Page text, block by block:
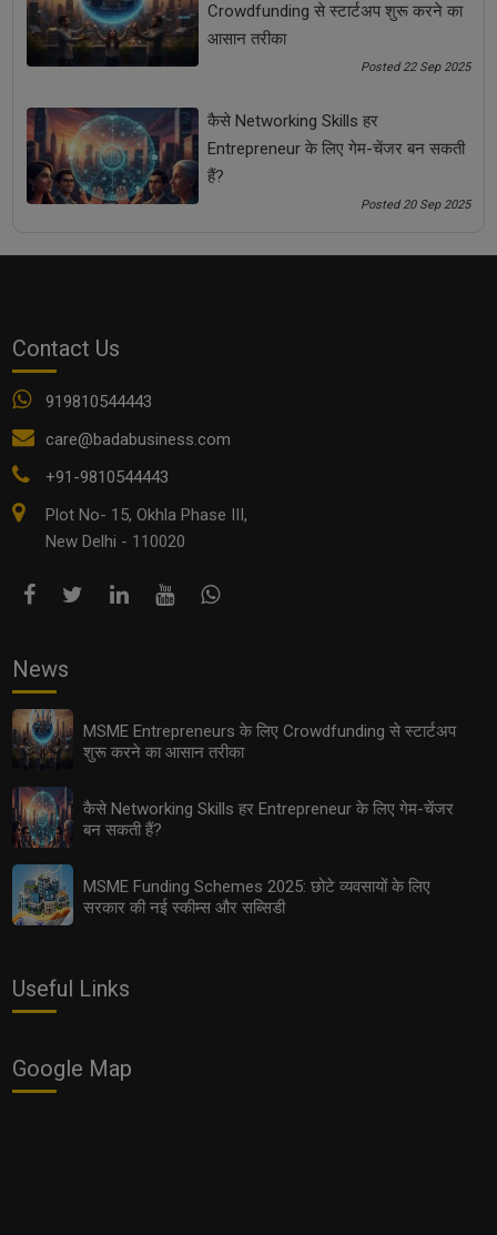
कैसे Networking Skills हर Entrepreneur के लिए गेम-चेंजर बन
सकती हैं?
EV Supply Chain: इलेक्ट्रिक व्हीकल इंडस्ट्री में छोटे कारोबारियों
के लिए सुनहरे अवसर
Export Opportunities 2025: छोटे उद्योगों के लिए इंटरनेशनल
मार्केट तक पहुँचने के आसान तरीके
Crowdfunding से स्टार्टअप शुरू करने का
आसान तरीका
Posted 22 Sep 2025
कैसे Networking Skills हर
Entrepreneur के लिए गेम-चेंजर बन सकती
हैं?
Posted 20 Sep 2025
Contact Us
919810544443
care@badabusiness.com
+91-9810544443
Plot No- 15, Okhla Phase III,
New Delhi - 110020
News
MSME Entrepreneurs के लिए Crowdfunding से स्टार्टअप
शुरू करने का आसान तरीका
कैसे Networking Skills हर Entrepreneur के लिए गेम-चेंजर
बन सकती हैं?
MSME Funding Schemes 2025: छोटे व्यवसायों के लिए
सरकार की नई स्कीम्स और सब्सिडी
Useful Links
Google Map